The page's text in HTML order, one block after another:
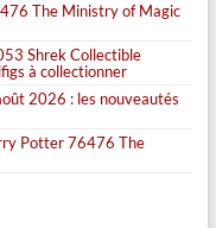
The Ministry of Magic
Shrek Collectible
à collectionner
2026 : les nouveautés
Potter 76476 The